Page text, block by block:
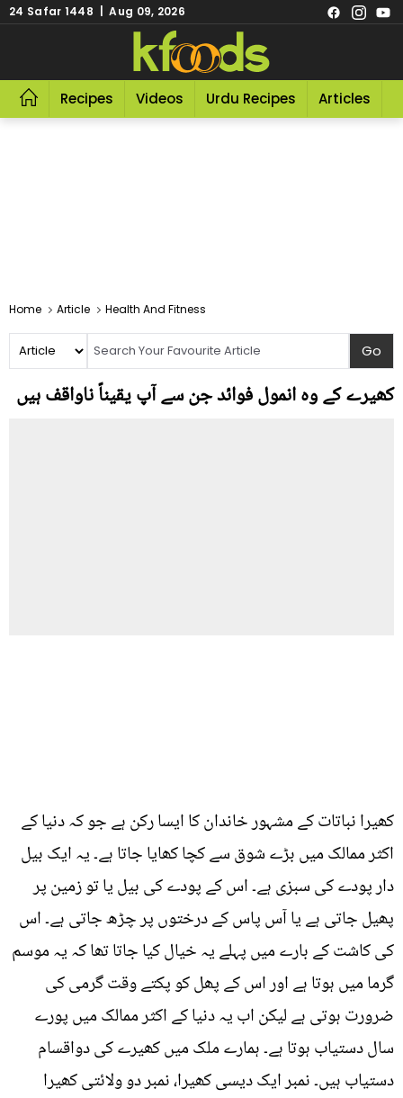
24 Safar 1448 | Aug 09, 2026
Recipes Videos Urdu Recipes Articles
Home Article Health And Fitness
کھیرے کے وہ انمول فوائد جن سے آپ یقیناً ناواقف ہیں
کھیرا نباتات کے مشہور خاندان کا ایسا رکن ہے جو کہ دنیا کے
اکثر ممالک میں بڑے شوق سے کچا کھایا جاتا ہے۔ یہ ایک بیل
دار پودے کی سبزی ہے۔ اس کے پودے کی بیل یا تو زمین پر
پھیل جاتی ہے یا آس پاس کے درختوں پر چڑھ جاتی ہے۔ اس
کی کاشت کے بارے میں پہلے یہ خیال کیا جاتا تھا کہ یہ موسم
گرما میں ہوتا ہے اور اس کے پھل کو پکتے وقت گرمی کی
ضرورت ہوتی ہے لیکن اب یہ دنیا کے اکثر ممالک میں پورے
سال دستیاب ہوتا ہے۔ ہمارے ملک میں کھیرے کی دواقسام
دستیاب ہیں۔ نمبر ایک دیسی کھیرا، نمبر دو ولائتی کھیرا